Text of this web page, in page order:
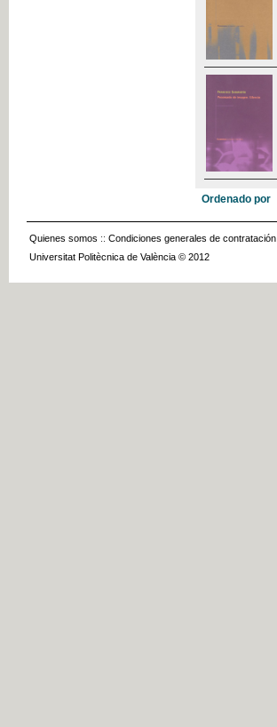
Ordenado por
Quienes somos :: Condiciones generales de contratación
Universitat Politècnica de València © 2012